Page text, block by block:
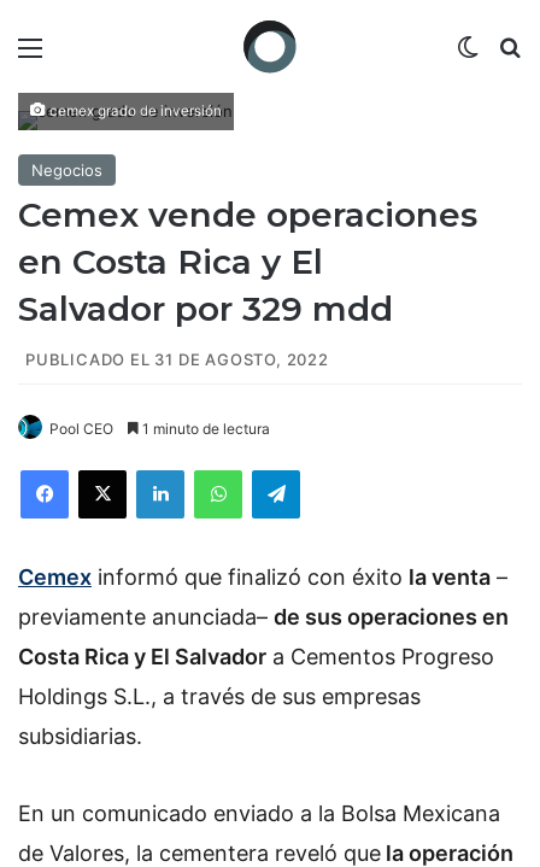
cemex grado de inversión
Negocios
Cemex vende operaciones
en Costa Rica y El
Salvador por 329 mdd
PUBLICADO EL 31 DE AGOSTO, 2022
Pool CEO 1 minuto de lectura
Cemex informó que finalizó con éxito la venta –
previamente anunciada– de sus operaciones en
Costa Rica y El Salvador a Cementos Progreso
Holdings S.L., a través de sus empresas
subsidiarias.
En un comunicado enviado a la Bolsa Mexicana
de Valores, la cementera reveló que la operación